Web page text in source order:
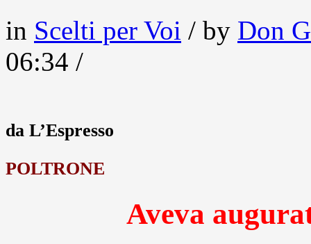
in Scelti per Voi / by Don
06:34 /
da L’Espresso
POLTRONE
Aveva